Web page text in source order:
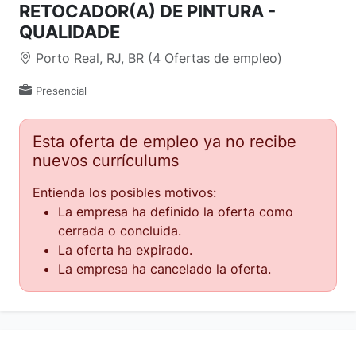
RETOCADOR(A) DE PINTURA -
QUALIDADE
Porto Real, RJ, BR (4 Ofertas de empleo)
Presencial
Esta oferta de empleo ya no recibe
nuevos currículums
Entienda los posibles motivos:
La empresa ha definido la oferta como
cerrada o concluida.
La oferta ha expirado.
La empresa ha cancelado la oferta.